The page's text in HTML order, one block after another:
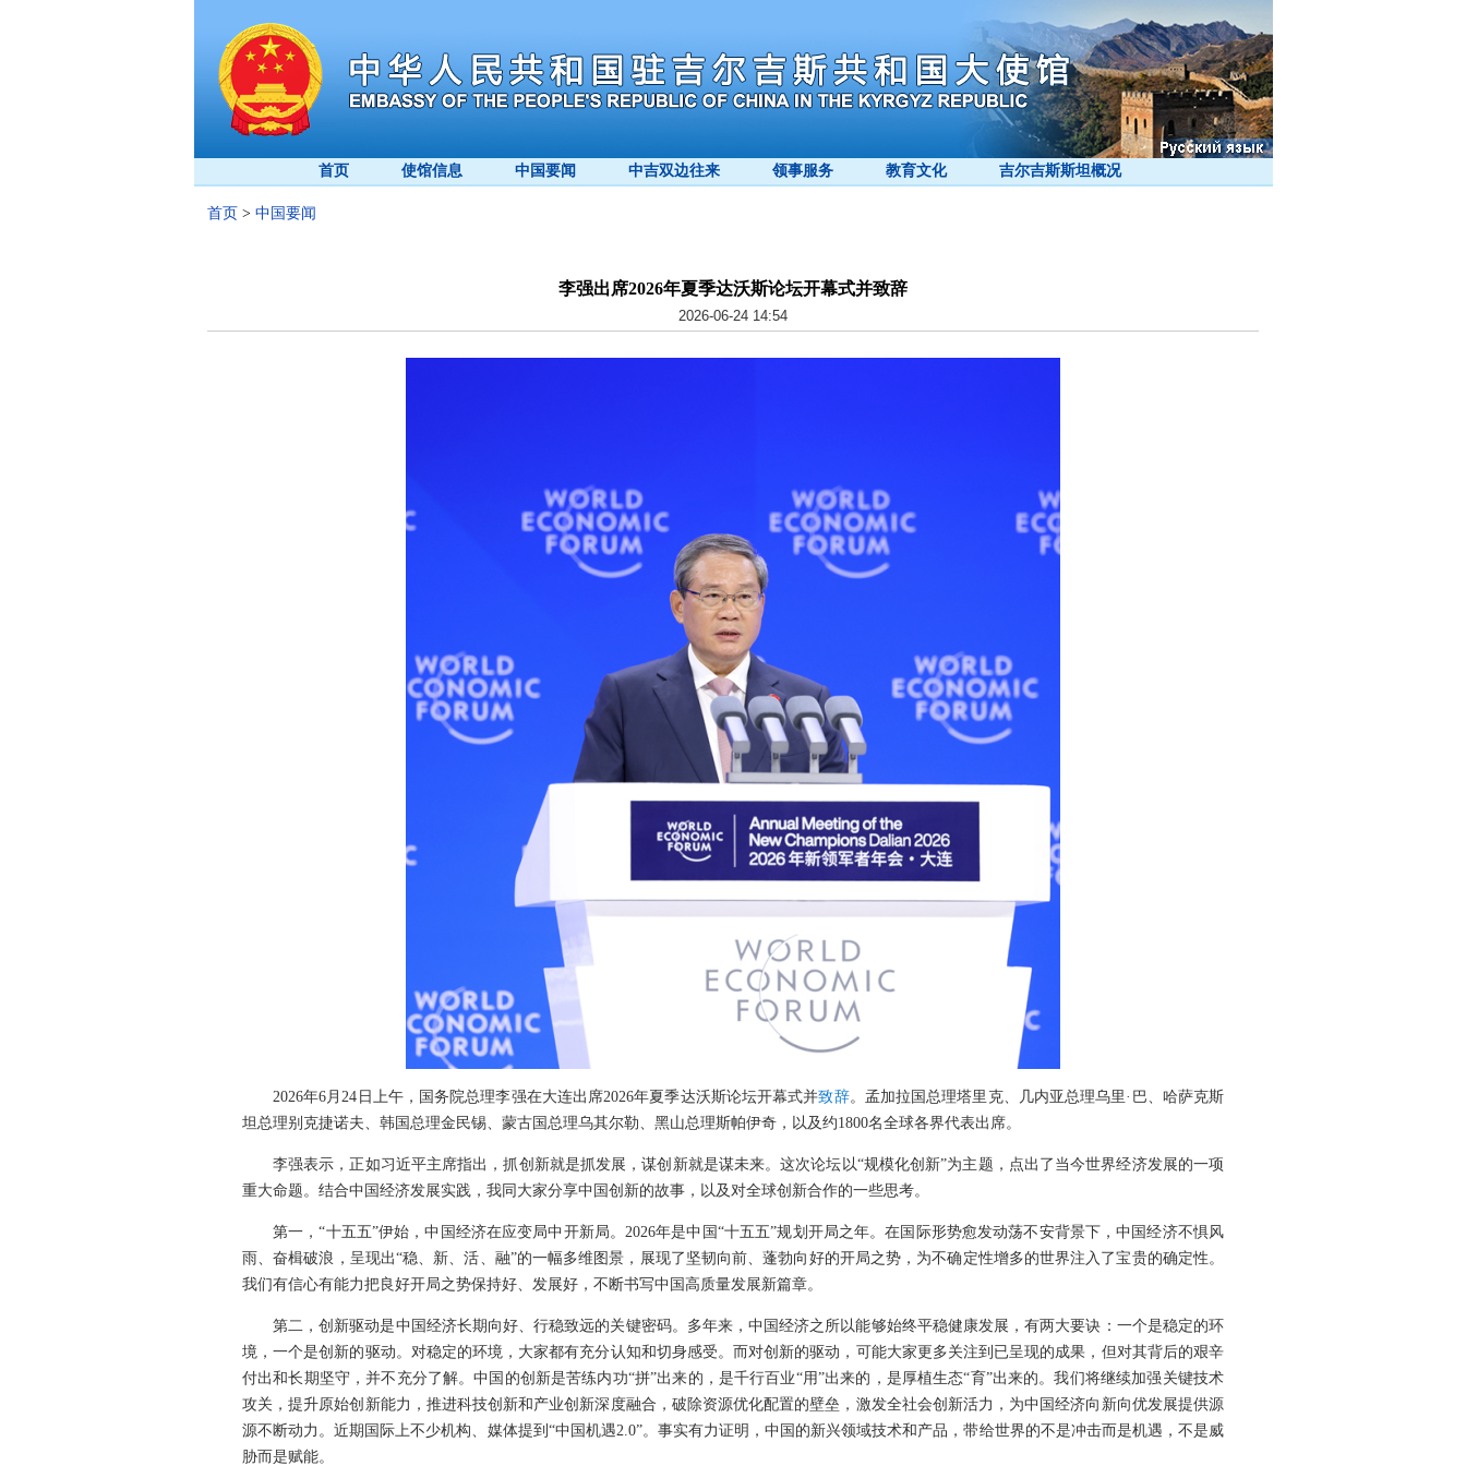
首页 使馆信息 中国要闻 中吉双边往来 领事服务 教育文化 吉尔吉斯斯坦概况
首页 > 中国要闻
李强出席2026年夏季达沃斯论坛开幕式并致辞
2026-06-24 14:54
2026年6月24日上午，国务院总理李强在大连出席2026年夏季达沃斯论坛开幕式并致辞。孟加拉国总理塔里克、几内亚总理乌里·巴、哈萨克斯
坦总理别克捷诺夫、韩国总理金民锡、蒙古国总理乌其尔勒、黑山总理斯帕伊奇，以及约1800名全球各界代表出席。
李强表示，正如习近平主席指出，抓创新就是抓发展，谋创新就是谋未来。这次论坛以“规模化创新”为主题，点出了当今世界经济发展的一项
重大命题。结合中国经济发展实践，我同大家分享中国创新的故事，以及对全球创新合作的一些思考。
第一，“十五五”伊始，中国经济在应变局中开新局。2026年是中国“十五五”规划开局之年。在国际形势愈发动荡不安背景下，中国经济不惧风
雨、奋楫破浪，呈现出“稳、新、活、融”的一幅多维图景，展现了坚韧向前、蓬勃向好的开局之势，为不确定性增多的世界注入了宝贵的确定性。
我们有信心有能力把良好开局之势保持好、发展好，不断书写中国高质量发展新篇章。
第二，创新驱动是中国经济长期向好、行稳致远的关键密码。多年来，中国经济之所以能够始终平稳健康发展，有两大要诀：一个是稳定的环
境，一个是创新的驱动。对稳定的环境，大家都有充分认知和切身感受。而对创新的驱动，可能大家更多关注到已呈现的成果，但对其背后的艰辛
付出和长期坚守，并不充分了解。中国的创新是苦练内功“拼”出来的，是千行百业“用”出来的，是厚植生态“育”出来的。我们将继续加强关键技术
攻关，提升原始创新能力，推进科技创新和产业创新深度融合，破除资源优化配置的壁垒，激发全社会创新活力，为中国经济向新向优发展提供源
源不断动力。近期国际上不少机构、媒体提到“中国机遇2.0”。事实有力证明，中国的新兴领域技术和产品，带给世界的不是冲击而是机遇，不是威
胁而是赋能。